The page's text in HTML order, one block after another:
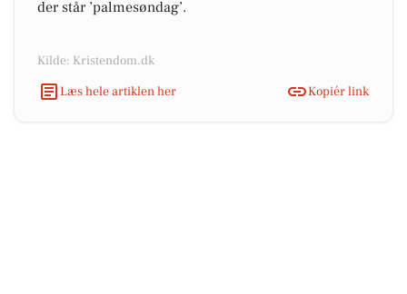
der står ’palmesøndag’.
Kilde: Kristendom.dk
Læs hele artiklen her
Kopiér link